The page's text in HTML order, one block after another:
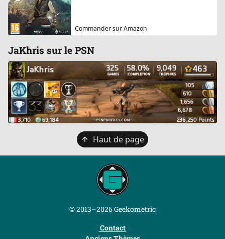
Commander sur Amazon
JaKhris sur le PSN
Haut de page
© 2013–2026 Geekometric
Contact